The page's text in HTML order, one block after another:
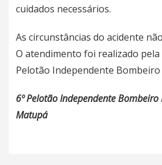
cuidados necessários.
As circunstâncias do acidente
O atendimento foi realizado pela
Pelotão Independente
6º Pelotão Independente Bombeiro
Matupá